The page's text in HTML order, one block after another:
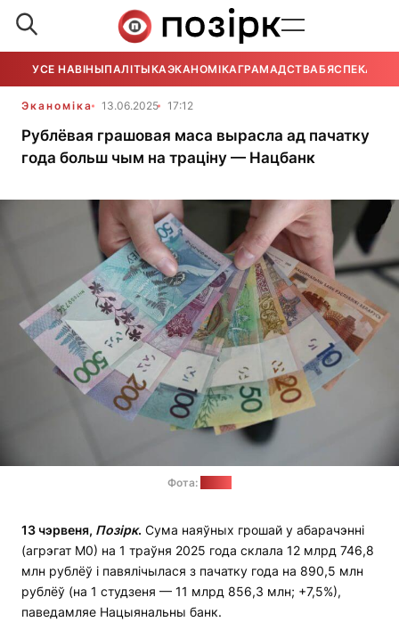
УСЕ НАВІНЫПАЛІТЫКАЭКАНОМІКАГРАМАДСТВАБЯСПЕКА
Эканоміка 13.06.2025 17:12
Рублёвая грашовая маса вырасла ад пачатку
года больш чым на траціну — Нацбанк
Фота:
13 чэрвеня, Позірк. Сума наяўных грошай у абарачэнні
(агрэгат М0) на 1 траўня 2025 года склала 12 млрд 746,8
млн рублёў і павялічылася з пачатку года на 890,5 млн
рублёў (на 1 студзеня — 11 млрд 856,3 млн; +7,5%),
паведамляе Нацыянальны банк.